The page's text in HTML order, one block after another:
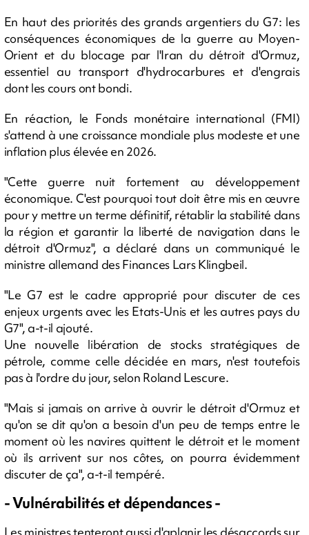
En haut des priorités des grands argentiers du G7: les
conséquences économiques de la guerre au Moyen-
Orient et du blocage par l'Iran du détroit d'Ormuz,
essentiel au transport d'hydrocarbures et d'engrais
dont les cours ont bondi.
En réaction, le Fonds monétaire international (FMI)
s'attend à une croissance mondiale plus modeste et une
inflation plus élevée en 2026.
"Cette guerre nuit fortement au développement
économique. C'est pourquoi tout doit être mis en œuvre
pour y mettre un terme définitif, rétablir la stabilité dans
la région et garantir la liberté de navigation dans le
détroit d'Ormuz", a déclaré dans un communiqué le
ministre allemand des Finances Lars Klingbeil.
"Le G7 est le cadre approprié pour discuter de ces
enjeux urgents avec les Etats-Unis et les autres pays du
G7", a-t-il ajouté.
Une nouvelle libération de stocks stratégiques de
pétrole, comme celle décidée en mars, n'est toutefois
pas à l'ordre du jour, selon Roland Lescure.
"Mais si jamais on arrive à ouvrir le détroit d'Ormuz et
qu'on se dit qu'on a besoin d'un peu de temps entre le
moment où les navires quittent le détroit et le moment
où ils arrivent sur nos côtes, on pourra évidemment
discuter de ça", a-t-il tempéré.
- Vulnérabilités et dépendances -